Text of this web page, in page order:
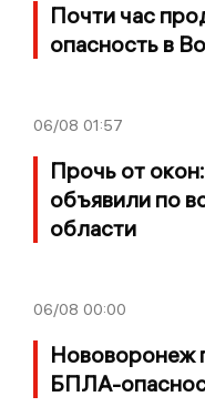
Почти час
опасность в
06/08 01:57
Прочь от
объявили по
области
06/08 00:00
Нововоронеж
БПЛА-